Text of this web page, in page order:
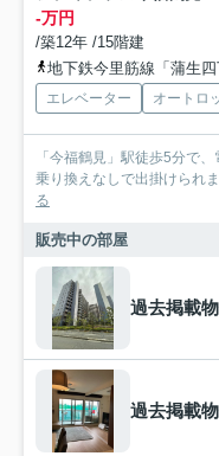
-万円
/築12年 /15階建
地下鉄今里筋線「蒲生
エレベーター オートロ
「今福鶴見」駅徒歩5分で
乗り換えなしで出掛けられ
る
販売中の部屋
過去掲載
過去掲載